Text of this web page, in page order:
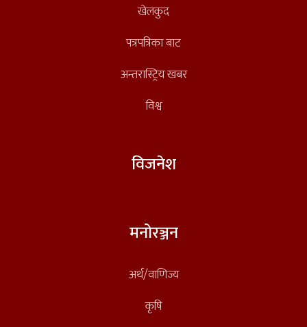
खेलकुद
पत्रपत्रिका बाट
अन्तरास्ट्रिय खबर
विश्व
विजनेश
मनोरञ्जन
अर्थ/वाणिज्य
कृषि